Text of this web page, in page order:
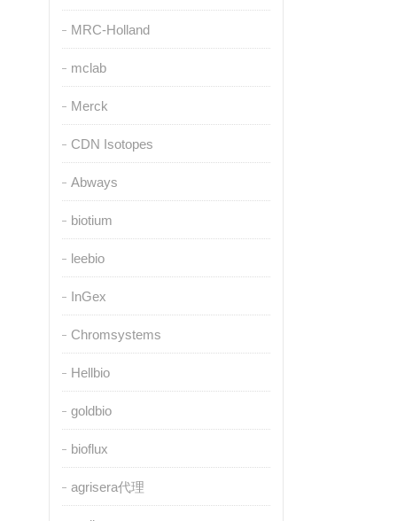
MRC-Holland
mclab
Merck
CDN Isotopes
Abways
biotium
leebio
InGex
Chromsystems
Hellbio
goldbio
bioflux
agrisera代理